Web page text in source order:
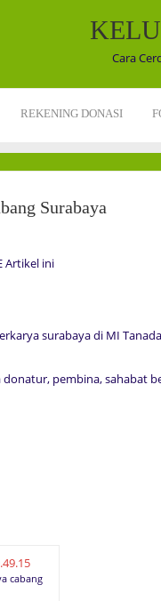
Cara
REKENING DONASI
Surabaya
Artikel ini
surabaya di MI
pembina, sahabat
cabang